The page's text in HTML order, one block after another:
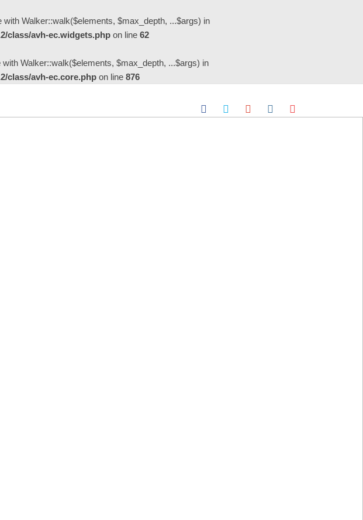
Walker::walk($elements, $max_depth, ...$args) in
class/avh-ec.widgets.php on line 62
Walker::walk($elements, $max_depth, ...$args) in
class/avh-ec.core.php on line 876